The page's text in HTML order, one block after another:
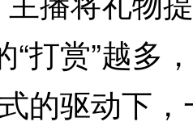
“打赏”越多
的驱动下